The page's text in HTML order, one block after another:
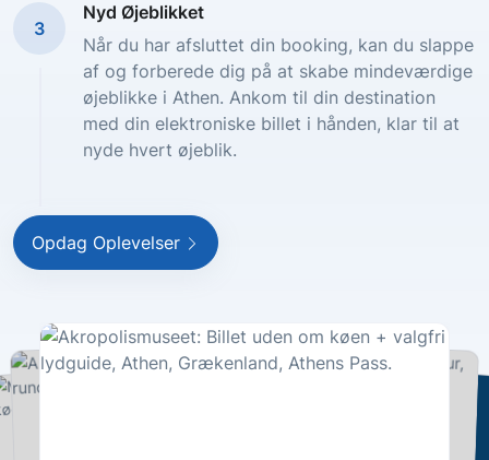
3
Nyd Øjeblikket
Når du har afsluttet din booking, kan du slappe
af og forberede dig på at skabe mindeværdige
øjeblikke i Athen. Ankom til din destination
med din elektroniske billet i hånden, klar til at
nyde hvert øjeblik.
Opdag Oplevelser